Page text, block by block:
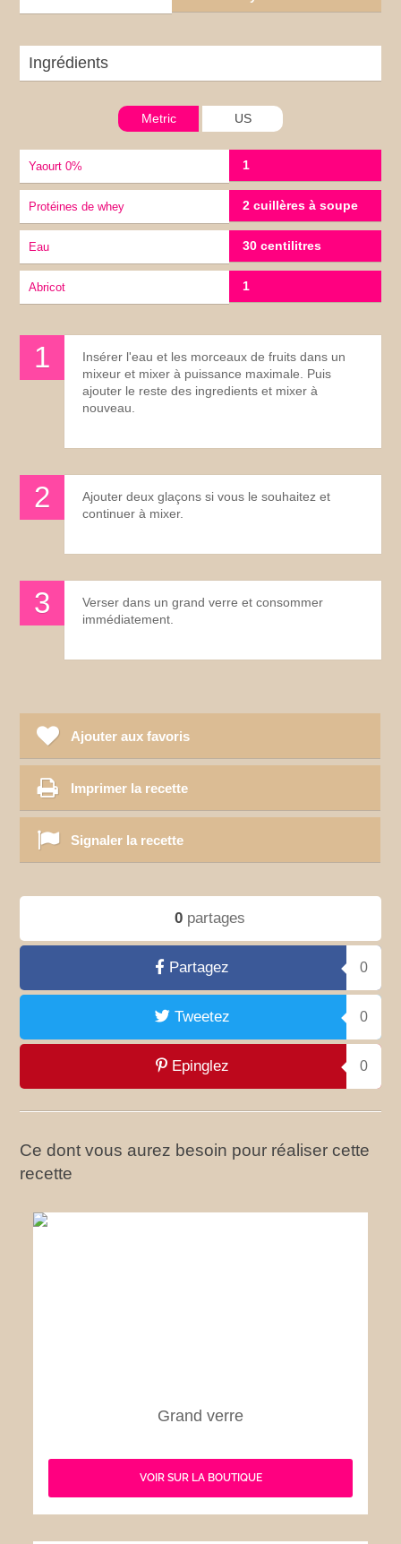
Ingrédients
Metric US
yaourt 0% 1
Protéines de whey 2 cuillères à soupe
eau 30 centilitres
Abricot 1
Insérer l'eau et les morceaux de fruits dans un
mixeur et mixer à puissance maximale. Puis
ajouter le reste des ingredients et mixer à
nouveau.
Ajouter deux glaçons si vous le souhaitez et
continuer à mixer.
Verser dans un grand verre et consommer
immédiatement.
Ajouter aux favoris
Imprimer la recette
Signaler la recette
0partages
Partagez 0
Tweetez 0
Epinglez 0
Ce dont vous aurez besoin pour réaliser cette
recette
Grand verre
VOIR SUR LA BOUTIQUE